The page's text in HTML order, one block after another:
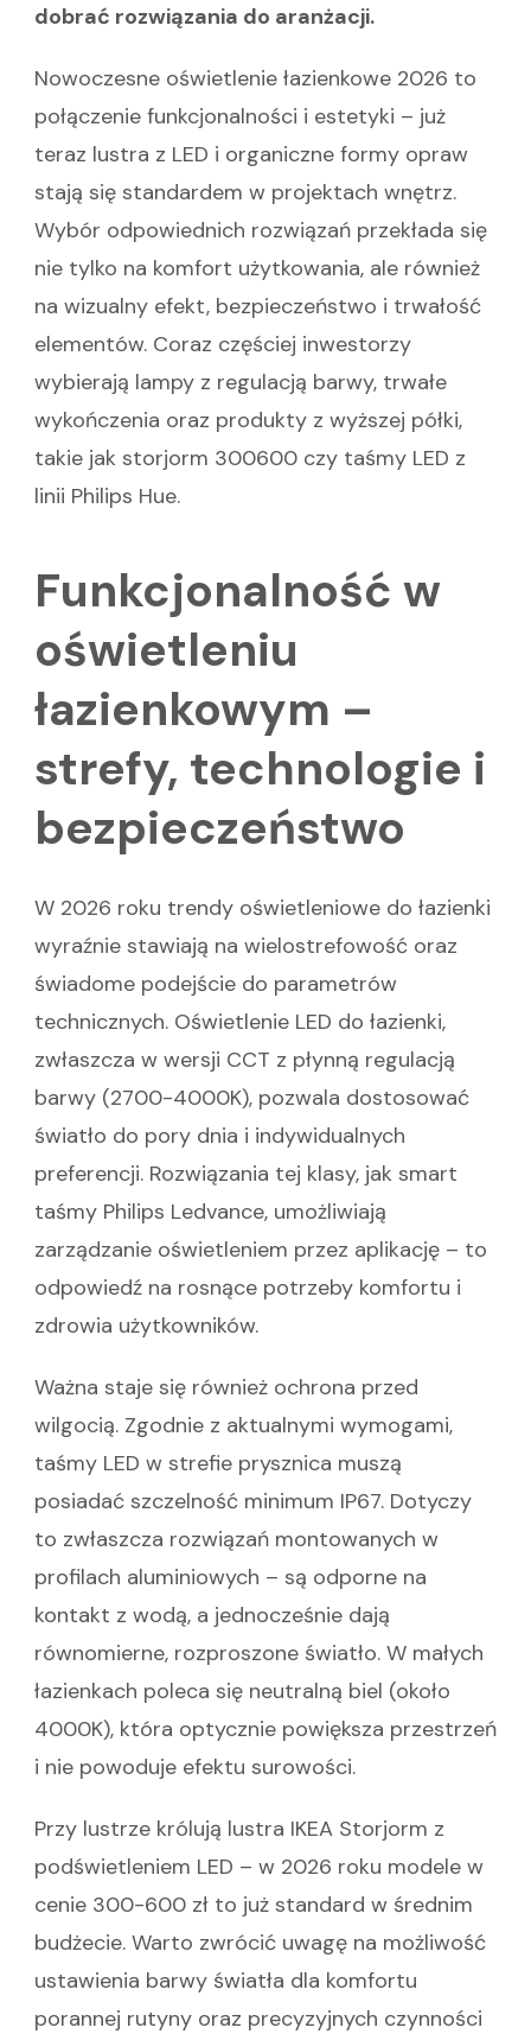
dobrać rozwiązania do aranżacji.
Nowoczesne oświetlenie łazienkowe 2026 to
połączenie funkcjonalności i estetyki – już
teraz lustra z LED i organiczne formy opraw
stają się standardem w projektach wnętrz.
Wybór odpowiednich rozwiązań przekłada się
nie tylko na komfort użytkowania, ale również
na wizualny efekt, bezpieczeństwo i trwałość
elementów. Coraz częściej inwestorzy
wybierają lampy z regulacją barwy, trwałe
wykończenia oraz produkty z wyższej półki,
takie jak storjorm 300600 czy taśmy LED z
linii Philips Hue.
Funkcjonalność w
oświetleniu
łazienkowym –
strefy, technologie i
bezpieczeństwo
W 2026 roku trendy oświetleniowe do łazienki
wyraźnie stawiają na wielostrefowość oraz
świadome podejście do parametrów
technicznych. Oświetlenie LED do łazienki,
zwłaszcza w wersji CCT z płynną regulacją
barwy (2700-4000K), pozwala dostosować
światło do pory dnia i indywidualnych
preferencji. Rozwiązania tej klasy, jak smart
taśmy Philips Ledvance, umożliwiają
zarządzanie oświetleniem przez aplikację – to
odpowiedź na rosnące potrzeby komfortu i
zdrowia użytkowników.
Ważna staje się również ochrona przed
wilgocią. Zgodnie z aktualnymi wymogami,
taśmy LED w strefie prysznica muszą
posiadać szczelność minimum IP67. Dotyczy
to zwłaszcza rozwiązań montowanych w
profilach aluminiowych – są odporne na
kontakt z wodą, a jednocześnie dają
równomierne, rozproszone światło. W małych
łazienkach poleca się neutralną biel (około
4000K), która optycznie powiększa przestrzeń
i nie powoduje efektu surowości.
Przy lustrze królują lustra IKEA Storjorm z
podświetleniem LED – w 2026 roku modele w
cenie 300-600 zł to już standard w średnim
budżecie. Warto zwrócić uwagę na możliwość
ustawienia barwy światła dla komfortu
porannej rutyny oraz precyzyjnych czynności